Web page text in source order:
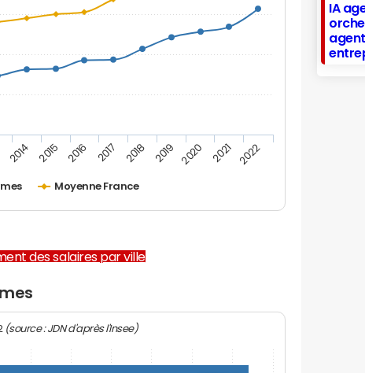
Moyenne France
2014 2015 2016 2017 2018 2019 2020 2021 2022
des salaires par ville
(source : JDN d'après l'Insee)
IA